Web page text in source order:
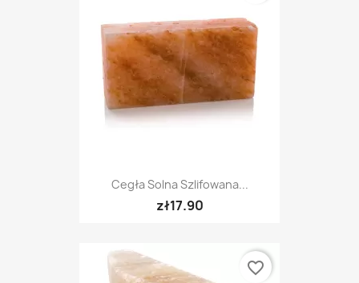
Cegła Solna Szlifowana...
zł17.90
favorite_border